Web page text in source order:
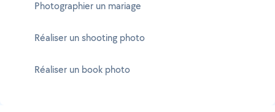
Photographier un mariage
Réaliser un shooting photo
Réaliser un book photo